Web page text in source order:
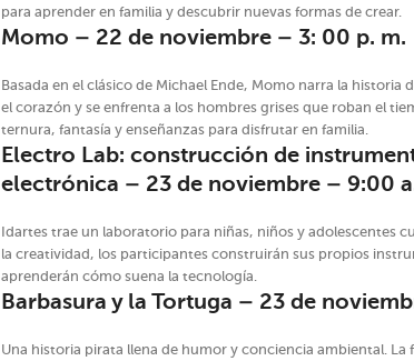
para aprender en familia y descubrir nuevas formas de crear.
Momo – 22 de noviembre – 3: 00 p. m.
Basada en el clásico de Michael Ende, Momo narra la historia
el corazón y se enfrenta a los hombres grises que roban el
ternura, fantasía y enseñanzas para disfrutar en familia.
Electro Lab: construcción de
electrónica – 23 de noviembre – 9:00
Idartes trae un laboratorio para niñas, niños y adolescentes
la creatividad, los participantes construirán sus propios
aprenderán cómo suena la tecnología.
Barbasura y la Tortuga – 23 de
Una historia pirata llena de humor y conciencia ambiental. La